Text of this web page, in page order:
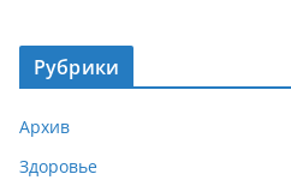
Рубрики
Архив
Здоровье